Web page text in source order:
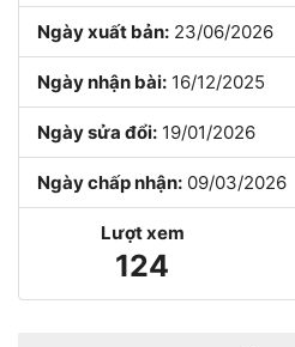
Ngày xuất bản: 23/06/2026
Ngày nhận bài: 16/12/2025
Ngày sửa đổi: 19/01/2026
Ngày chấp nhận: 09/03/2026
Lượt xem
124